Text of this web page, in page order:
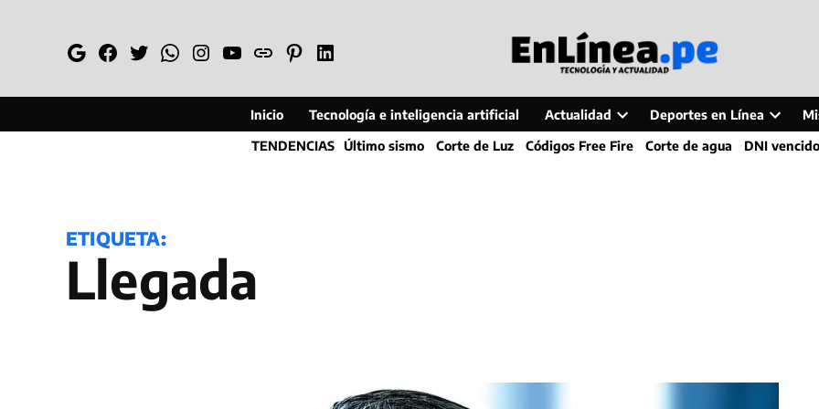
GoogleFacebook
TwitterWhatsapp
Instagram
YouTube
WebPinterestLinkedin
Inicio Tecnología e inteligencia artificial Actualidad
Open
dropdown
Deportes en Línea
Open
dropdown
TENDENCIAS Último sismo Corte de Luz Códigos Free Fire Corte de agua DNI vencido
ETIQUETA:
Llegada